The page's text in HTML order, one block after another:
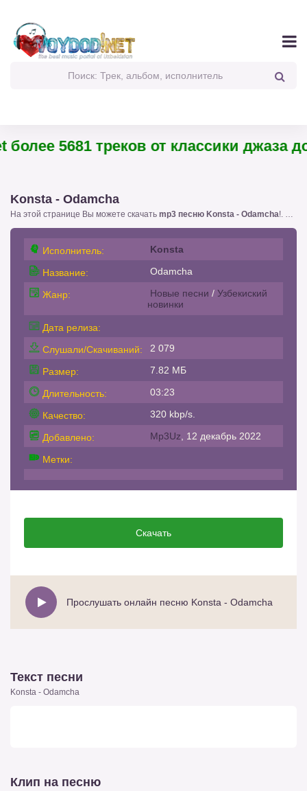
5681 треков от классики джаза до
Konsta - Odamcha
На этой странице Вы можете скачать mp3 песню Konsta - Odamcha!. с размером 7.82 бесплатно или слушать
Исполнитель: Konsta
Название: Odamcha
Жанр: Новые песни / Узбекиский
новинки
Дата релиза:
Слушали/Скачиваний:
2 079
Размер: 7.82 МБ
Длительность: 03:23
Качество: 320 kbp/s.
Добавлено: Mp3Uz , 12 декабрь 2022
Метки:
Скачать
Прослушать онлайн песню Konsta - Odamcha
Текст песни
Konsta - Odamcha
Клип на песню